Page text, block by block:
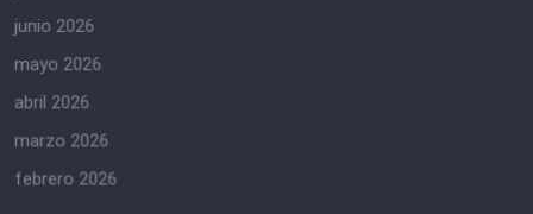
junio 2026
mayo 2026
abril 2026
marzo 2026
febrero 2026